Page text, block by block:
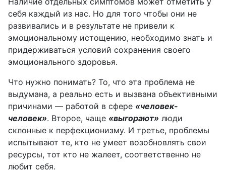
себя каждый из нас. Но для того чтобы они не
развивались и в результате не привели к
эмоциональному истощению, необходимо знать и
придерживаться условий сохранения своего
эмоционального здоровья.
Что нужно понимать? То, что эта проблема не
выдумана, а реально есть и вызвана объективными
причинами — работой в сфере «человек-
человек». Второе, чаще «выгорают» люди
склонные к перфекционизму. И третье, проблемы
испытывают те, кто не умеет возобновлять свои
ресурсы, тот кто не жалеет, соответственно не
любит себя.